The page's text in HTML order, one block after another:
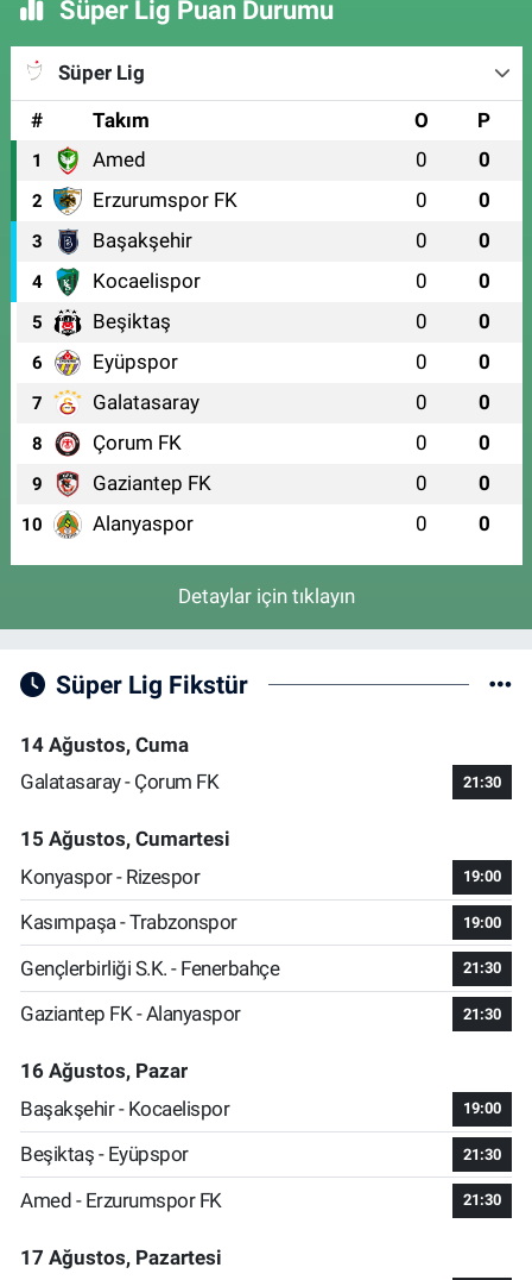
Süper Lig Puan Durumu
Süper Lig
#
Takım O P
1 Amed 0 0
2 Erzurumspor FK 0 0
3 Başakşehir 0 0
4 Kocaelispor 0 0
5 Beşiktaş 0 0
6 Eyüpspor 0 0
7 Galatasaray 0 0
8 Çorum FK 0 0
9 Gaziantep FK 0 0
10 Alanyaspor 0 0
Detaylar için tıklayın
Süper Lig Fikstür
14 Ağustos, Cuma
Galatasaray - Çorum FK
21:30
15 Ağustos, Cumartesi
Konyaspor - Rizespor
19:00
Kasımpaşa - Trabzonspor 19:00
Gençlerbirliği S.K. - Fenerbahçe 21:30
Gaziantep FK - Alanyaspor 21:30
16 Ağustos, Pazar
Başakşehir - Kocaelispor
19:00
Beşiktaş - Eyüpspor 21:30
Amed - Erzurumspor FK 21:30
17 Ağustos, Pazartesi